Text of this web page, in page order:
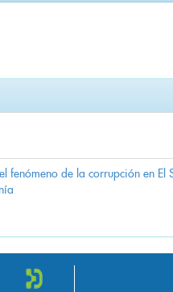
fenómeno de la corrupción en El